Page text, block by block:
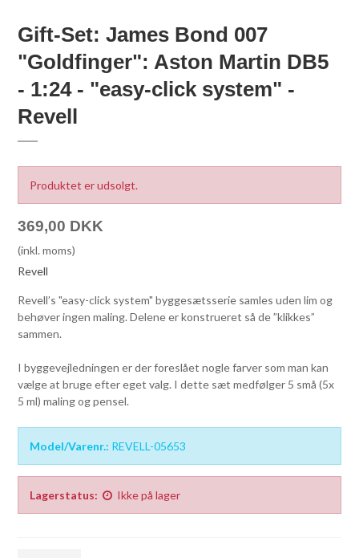
Gift-Set: James Bond 007
"Goldfinger": Aston Martin DB5
- 1:24 - "easy-click system" -
Revell
Produktet er udsolgt.
369,00 DKK
(inkl. moms)
Revell
Revell’s "easy-click system" byggesætsserie samles uden lim og
behøver ingen maling. Delene er konstrueret så de ”klikkes”
sammen.
I byggevejledningen er der foreslået nogle farver som man kan
vælge at bruge efter eget valg. I dette sæt medfølger 5 små (5x
5 ml) maling og pensel.
Model/Varenr.: REVELL-05653
Lagerstatus: Ikke på lager